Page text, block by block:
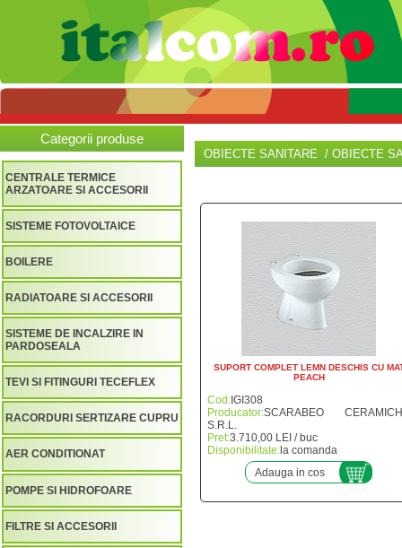
Categorii produse
CENTRALE TERMICE
ARZATOARE SI ACCESORII
SISTEME FOTOVOLTAICE
BOILERE
RADIATOARE SI ACCESORII
SISTEME DE INCALZIRE IN
PARDOSEALA
TEVI SI FITINGURI TECEFLEX
RACORDURI SERTIZARE CUPRU
AER CONDITIONAT
POMPE SI HIDROFOARE
FILTRE SI ACCESORII
OBIECTE SANITARE / OBIECTE
SUPORT COMPLET LEMN DESCHIS CU
PEACH
Cod: IGI308
Producator:SCARABEO
S.R.L.
Pret:3.710,00 LEI / buc
Disponibilitate: la comanda
Adauga in cos